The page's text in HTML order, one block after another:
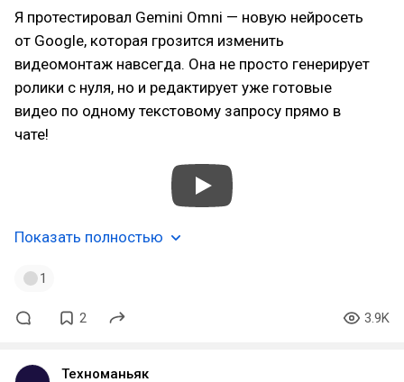
Я протестировал Gemini Omni — новую нейросеть
от Google, которая грозится изменить
видеомонтаж навсегда. Она не просто генерирует
ролики с нуля, но и редактирует уже готовые
видео по одному текстовому запросу прямо в
чате!
Показать полностью
1
2 3.9K
Техноманьяк